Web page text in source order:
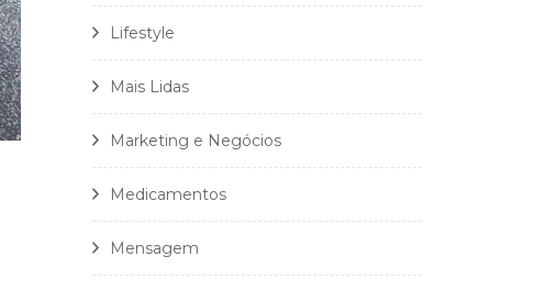
Lifestyle
Mais Lidas
Marketing e Negócios
Medicamentos
Mensagem